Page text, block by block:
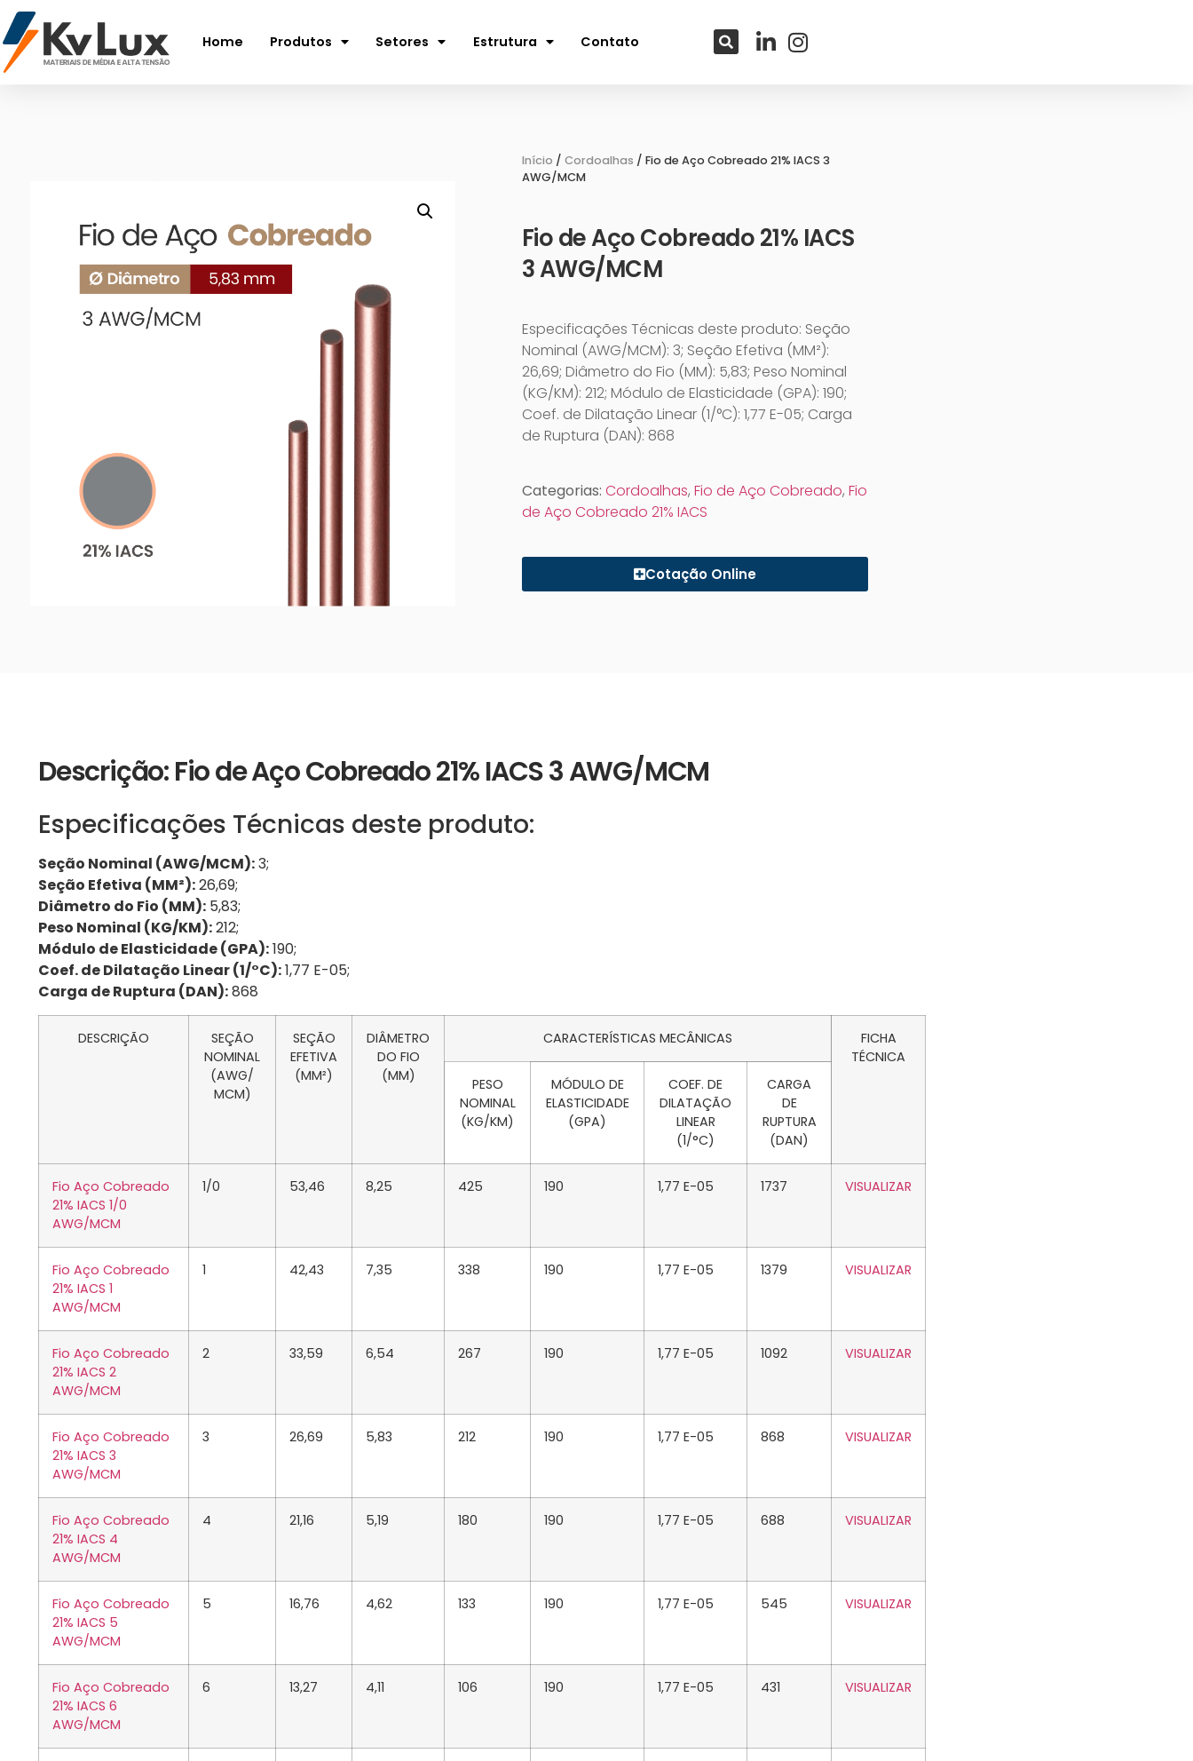
Home Produtos Setores Estrutura Contato
Início / Cordoalhas / Fio de Aço Cobreado 21% IACS 3
AWG/MCM
Fio de Aço Cobreado 21% IACS
3 AWG/MCM
Especificações Técnicas deste produto: Seção
Nominal (AWG/MCM): 3; Seção Efetiva (MM²):
26,69; Diâmetro do Fio (MM): 5,83; Peso Nominal
(KG/KM): 212; Módulo de Elasticidade (GPA): 190;
Coef. de Dilatação Linear (1/°C): 1,77 E-05; Carga
de Ruptura (DAN): 868
Categorias: Cordoalhas, Fio de Aço Cobreado, Fio
de Aço Cobreado 21% IACS
Cotação Online
Descrição: Fio de Aço Cobreado 21% IACS 3 AWG/MCM
Especificações Técnicas deste produto:
Seção Nominal (AWG/MCM):3;
Seção Efetiva (MM²):26,69;
Diâmetro do Fio (MM): 5,83;
Peso Nominal (KG/KM):212;
Módulo de Elasticidade (GPA):190;
Coef. de Dilatação Linear (1/°C):1,77 E-05;
Carga de Ruptura (DAN):868
DESCRIÇÃO
SEÇÃO
NOMINAL
(AWG/
MCM)
SEÇÃO
EFETIVA
(MM²)
DIÂMETRO
DO FIO
(MM)
CARACTERÍSTICAS MECÂNICAS
FICHA
TÉCNICA
PESO
NOMINAL
(KG/KM)
MÓDULO DE
ELASTICIDADE
(GPA)
COEF. DE
DILATAÇÃO
LINEAR
(1/°C)
CARGA
DE
RUPTURA
(DAN)
Fio Aço Cobreado
21% IACS 1/0
AWG/MCM
1/0 53,46 8,25 425 190 1,77 E-05 1737 VISUALIZAR
Fio Aço Cobreado
21% IACS 1
AWG/MCM
1 42,43 7,35 338 190 1,77 E-05 1379 VISUALIZAR
Fio Aço Cobreado
21% IACS 2
AWG/MCM
2 33,59 6,54 267 190 1,77 E-05 1092 VISUALIZAR
Fio Aço Cobreado
21% IACS 3
AWG/MCM
3 26,69 5,83 212 190 1,77 E-05 868 VISUALIZAR
Fio Aço Cobreado
21% IACS 4
AWG/MCM
4 21,16 5,19 180 190 1,77 E-05 688 VISUALIZAR
Fio Aço Cobreado
21% IACS 5
AWG/MCM
5 16,76 4,62 133 190 1,77 E-05 545 VISUALIZAR
Fio Aço Cobreado
21% IACS 6
AWG/MCM
6 13,27 4,11 106 190 1,77 E-05 431 VISUALIZAR